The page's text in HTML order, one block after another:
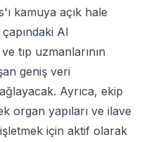
kamuya açık hale
AI
tıp uzmanlarının
geniş veri
Ayrıca, ekip
organ yapıları ve ilave
için aktif olarak